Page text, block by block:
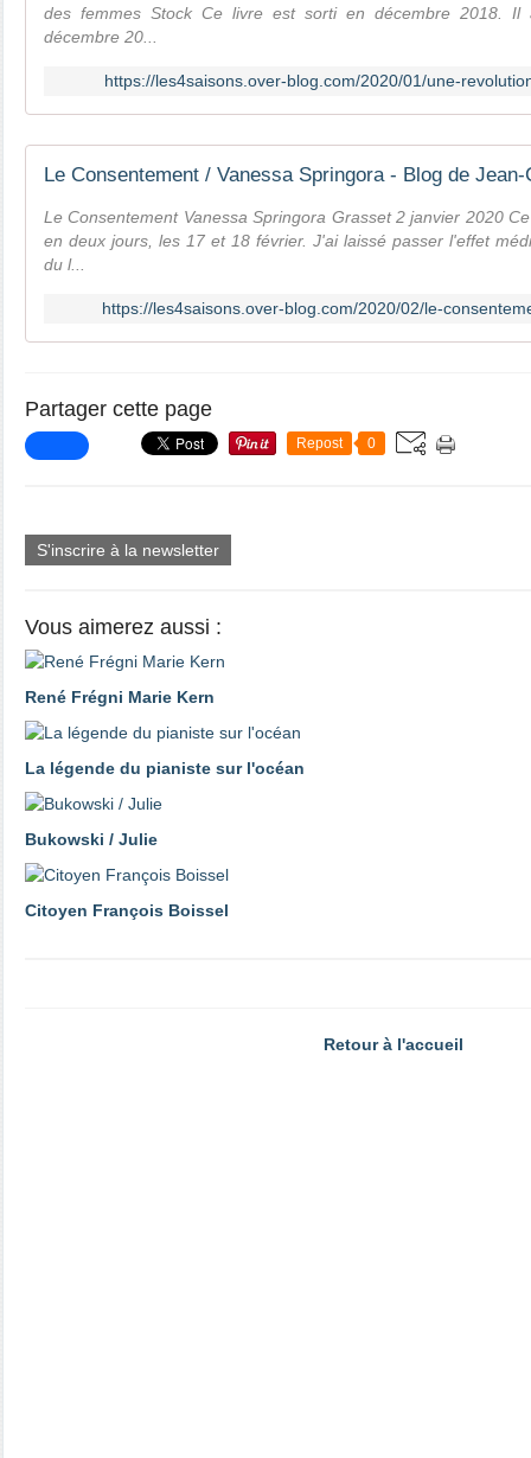
des femmes Stock Ce livre est sorti en décembre 2018.
décembre 20...
https://les4saisons.over-blog.com/2020/01/une-
Le Consentement / Vanessa Springora - Blog de
Le Consentement Vanessa Springora Grasset 2 janvier 2020
en deux jours, les 17 et 18 février. J'ai laissé passer l'effet
du l...
https://les4saisons.over-blog.com/2020/02/le-
Partager cette page
Repost 0
S'inscrire à la newsletter
Vous aimerez aussi :
René Frégni Marie Kern
La légende du pianiste sur l'océan
Bukowski / Julie
Citoyen François Boissel
Retour à l'accueil